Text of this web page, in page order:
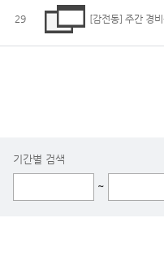
29 [감전동] 주간 경
기간별 검색
~